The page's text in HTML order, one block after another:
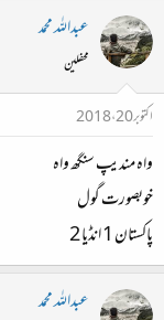
عبداللہ محمد
محفلین
اکتوبر 20، 2018
واہ مندیپ سنگھ واہ
خوبصورت گول
پاکستان 1 انڈیا 2
عبداللہ محمد